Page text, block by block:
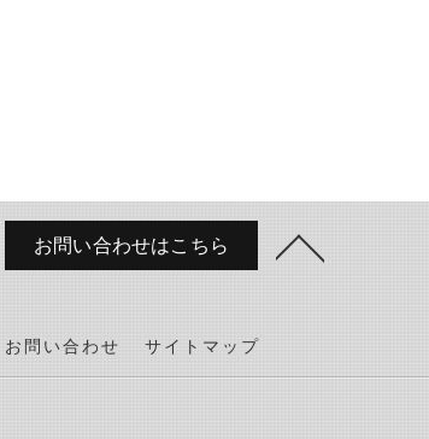
お問い合わせはこちら
お問い合わせ サイトマップ